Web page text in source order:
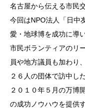
名古屋から伝える市民
今回はNPO法人「日中
愛・地球博を成功に導
市民ボランティアのリ
員や地方議員も加わり、
２６人の団体で訪中し
２０１０年５月の万博
の成功ノウハウを提供